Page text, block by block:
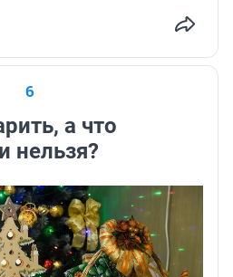
6
а что
нельзя?